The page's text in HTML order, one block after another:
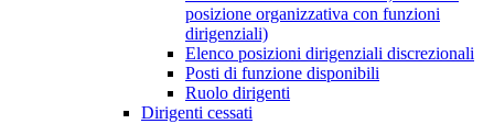
posizione organizzativa con funzioni
dirigenziali)
Elenco posizioni dirigenziali discrezionali
Posti di funzione disponibili
Ruolo dirigenti
Dirigenti cessati